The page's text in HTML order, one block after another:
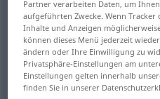
Übersicht aller
(Für mehr Details die
saber Weitere
Partner verarbeiten Daten, um
aufgeführten Zwecke. Wenn
Inhalte und Anzeigen
können dieses Menü jederzeit
ändern oder Ihre Einwilligung zu
Privatsphäre-Einstellungen am
Einstellungen gelten innerhalb
finden Sie in unserer